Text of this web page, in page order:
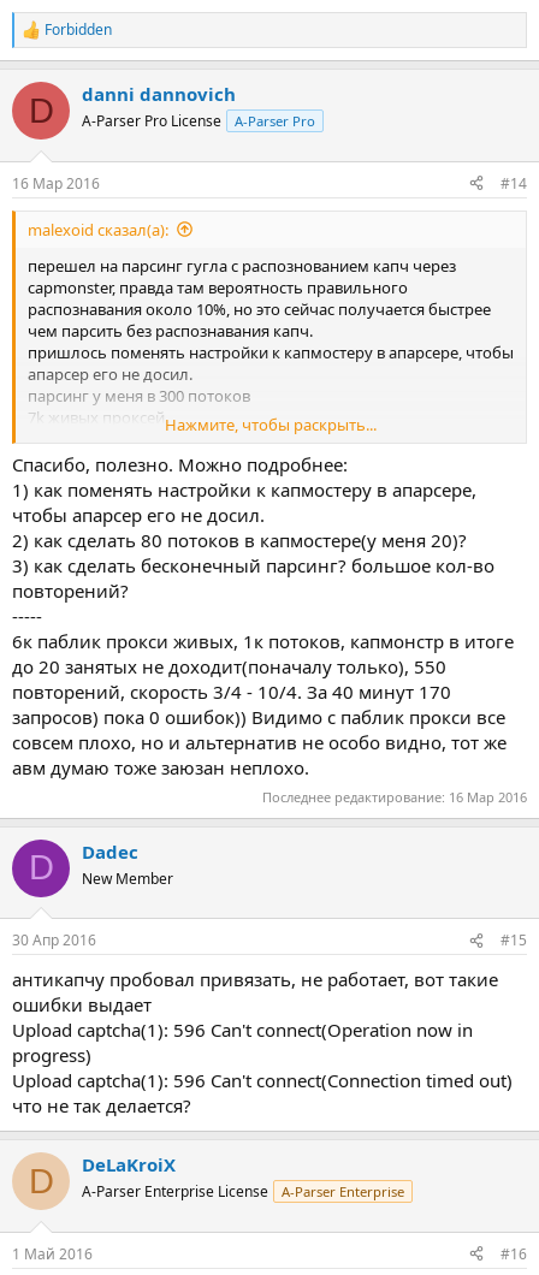
Р
е
к
и
Forbidden
D danni dannovich
A-Parser Pro License A-Parser Pro
16 Мар 2016 #14
malexoid сказал(а):
перешел на парсинг гугла с распознованием капч через
capmonster, правда там вероятность правильного
распознавания около 10%, но это сейчас получается быстрее
чем парсить без распознавания капч.
пришлось поменять настройки к капмостеру в апарсере, чтобы
апарсер его не досил.
парсинг у меня в 300 потоков
7k живых проксей
в итоге конечная средняя скорость при бесконечном парсинге
(без неудач) около 250 фраз в минуту
Нажмите, чтобы раскрыть...
Спасибо, полезно. Можно подробнее:
1) как поменять настройки к капмостеру в апарсере,
чтобы апарсер его не досил.
2) как сделать 80 потоков в капмостере(у меня 20)?
3) как сделать бесконечный парсинг? большое кол-во
повторений?
-----
6к паблик прокси живых, 1к потоков, капмонстр в итоге
до 20 занятых не доходит(поначалу только), 550
повторений, скорость 3/4 - 10/4. За 40 минут 170
запросов) пока 0 ошибок)) Видимо с паблик прокси все
совсем плохо, но и альтернатив не особо видно, тот же
авм думаю тоже заюзан неплохо.
Последнее редактирование: 16 Мар 2016
D Dadec
New Member
30 Апр 2016 #15
антикапчу пробовал привязать, не работает, вот такие
ошибки выдает
Upload captcha(1): 596 Can't connect(Operation now in
progress)
Upload captcha(1): 596 Can't connect(Connection timed out)
что не так делается?
D DeLaKroiX
A-Parser Enterprise License A-Parser Enterprise
1 Май 2016 #16